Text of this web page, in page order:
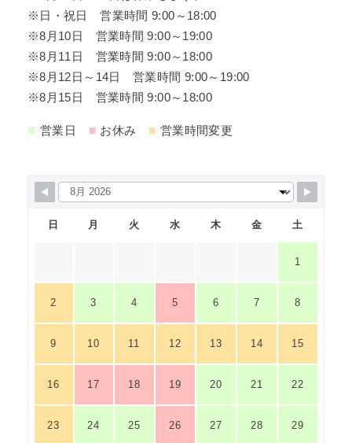
※日・祝日 営業時間 9:00～18:00
※8月10日 営業時間 9:00～19:00
※8月11日 営業時間 9:00～18:00
※8月12日～14日 営業時間 9:00～19:00
※8月15日 営業時間 9:00～18:00
■ 営業日 ■ お休み ■ 営業時間変更
日 月 火 水 木 金 土
1
2 3 4 5 6 7 8
9 10 11 12 13 14 15
16 17 18 19 20 21 22
23 24 25 26 27 28 29